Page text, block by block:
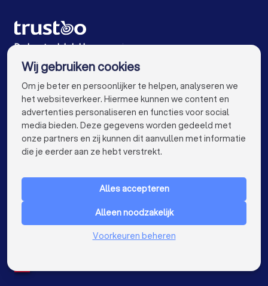
Dakdekkers in Rotterdam
Dakdekkers in Utrecht
Dakdekkers in Eindhoven
Dakdekkers in Tilburg
Dakdekkers in Groningen
Dakdekkers in Almere
Dakdekkers in Breda
Dakdekkers in Nijmegen
Dakdekkers in Enschede
Dakdekkers in Haarlem
Dakdekkers in Arnhem
Dakdekkers in Apeldoorn
Dakdekkers in Den Bosch
Dakdekkers in Maastricht
Dakdekkers in Leiden
Dakdekkers in Dordrecht
De beste dakdekkers voor jou
VOOR PARTICULIEREN keyboard_arrow_down
Nederland
Wij gebruiken cookies
Om je beter en persoonlijker te helpen, analyseren we
het websiteverkeer. Hiermee kunnen we content en
advertenties personaliseren en functies voor social
media bieden. Deze gegevens worden gedeeld met
onze partners en zij kunnen dit aanvullen met informatie
die je eerder aan ze hebt verstrekt.
Alles accepteren
Alleen noodzakelijk
Voorkeuren beheren